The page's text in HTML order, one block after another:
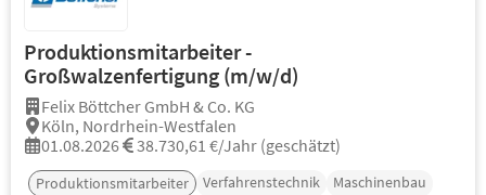
Produktionsmitarbeiter -
Großwalzenfertigung (m/w/d)
Felix Böttcher GmbH & Co. KG
Köln, Nordrhein-Westfalen
01.08.2026
38.730,61 €/Jahr (geschätzt)
Produktionsmitarbeiter Verfahrenstechnik
Maschinenbau